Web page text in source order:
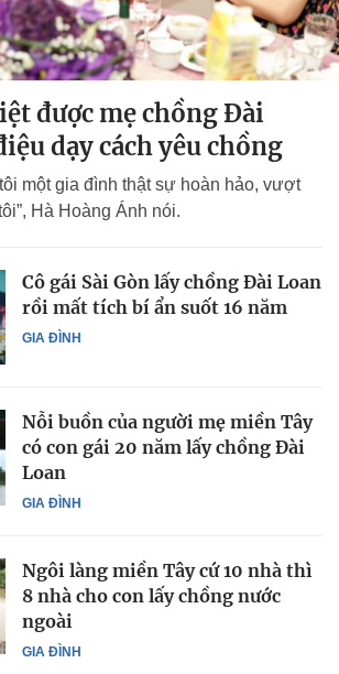
được mẹ chồng Đài
dạy cách yêu chồng
một gia đình thật sự hoàn hảo, vượt
Hà Hoàng Ánh nói.
GIA ĐÌNH
Cô gái Sài Gòn lấy chồng Đài Loan
rồi mất tích bí ẩn suốt 16 năm
GIA ĐÌNH
Nỗi buồn của người mẹ miền Tây
có con gái 20 năm lấy chồng Đài
Loan
GIA ĐÌNH
Ngôi làng miền Tây cứ 10 nhà thì
8 nhà cho con lấy chồng nước
ngoài